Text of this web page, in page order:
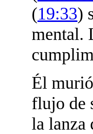
(19:33)
mental.
Él
flujo de
la lanza